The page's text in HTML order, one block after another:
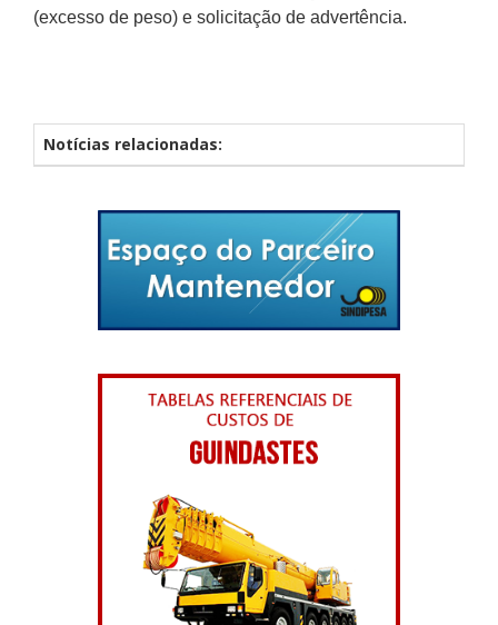
(excesso de peso) e solicitação de advertência.
Notícias relacionadas: